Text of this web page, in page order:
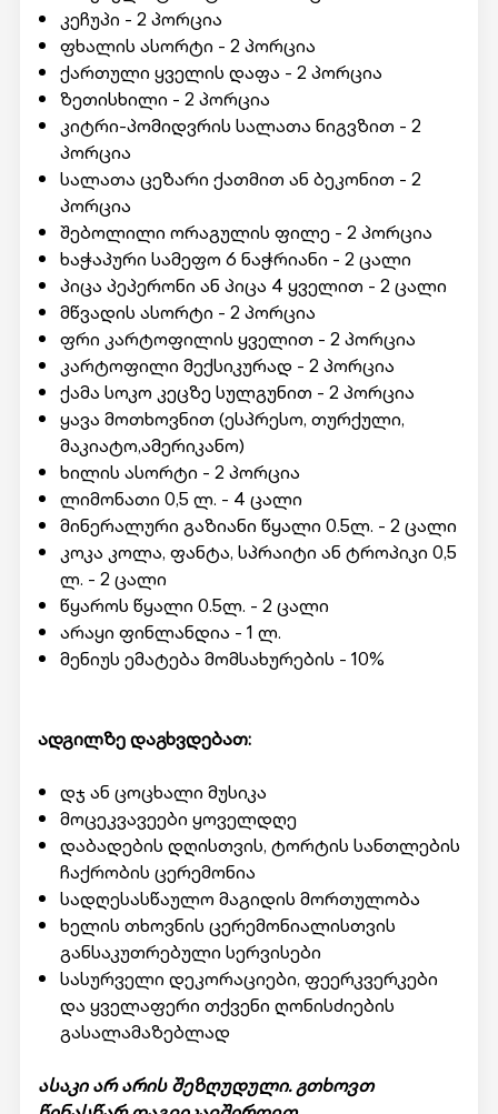
კეჩუპი - 2 პორცია
ფხალის ასორტი - 2 პორცია
ქართული ყველის დაფა - 2 პორცია
ზეთისხილი - 2 პორცია
კიტრი-პომიდვრის სალათა ნიგვზით - 2
პორცია
სალათა ცეზარი ქათმით ან ბეკონით - 2
პორცია
შებოლილი ორაგულის ფილე - 2 პორცია
ხაჭაპური სამეფო 6 ნაჭრიანი - 2 ცალი
პიცა პეპერონი ან პიცა 4 ყველით - 2 ცალი
მწვადის ასორტი - 2 პორცია
ფრი კარტოფილის ყველით - 2 პორცია
კარტოფილი მექსიკურად - 2 პორცია
ქამა სოკო კეცზე სულგუნით - 2 პორცია
ყავა მოთხოვნით (ესპრესო, თურქული,
მაკიატო,ამერიკანო)
ხილის ასორტი - 2 პორცია
ლიმონათი 0,5 ლ. - 4 ცალი
მინერალური გაზიანი წყალი 0.5ლ. - 2 ცალი
კოკა კოლა, ფანტა, სპრაიტი ან ტროპიკი 0,5
ლ. - 2 ცალი
წყაროს წყალი 0.5ლ. - 2 ცალი
არაყი ფინლანდია - 1 ლ.
მენიუს ემატება მომსახურების - 10%
ადგილზე დაგხვდებათ:
დჯ ან ცოცხალი მუსიკა
მოცეკვავეები ყოველდღე
დაბადების დღისთვის, ტორტის სანთლების
ჩაქრობის ცერემონია
სადღესასწაულო მაგიდის მორთულობა
ხელის თხოვნის ცერემონიალისთვის
განსაკუთრებული სერვისები
სასურველი დეკორაციები, ფეერკვერკები
და ყველაფერი თქვენი ღონისძიების
გასალამაზებლად
ასაკი არ არის შეზღუდული. გთხოვთ